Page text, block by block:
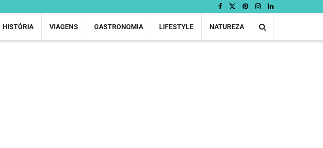
HISTÓRIA VIAGENS GASTRONOMIA LIFESTYLE NATUREZA